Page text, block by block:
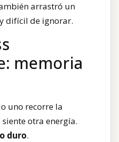
arrastró un
difícil de ignorar.
memoria
uno recorre la
siente otra energía.
duro.